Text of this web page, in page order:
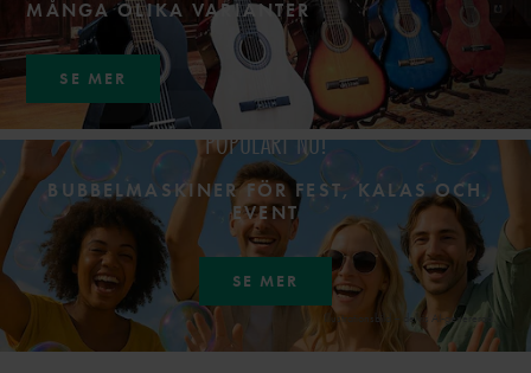
MÅNGA OLIKA VARIANTER
SE MER
POPULÄRT NU!
BUBBELMASKINER FÖR FEST, KALAS OCH
EVENT
SE MER
Illustrationsbild – delvis AI-genererad.